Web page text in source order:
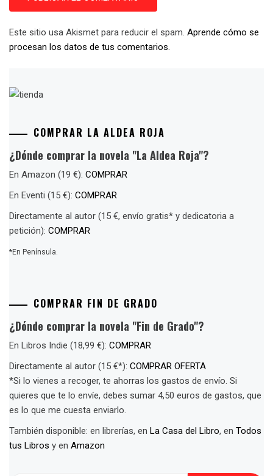
Este sitio usa Akismet para reducir el spam. Aprende cómo se
procesan los datos de tus comentarios.
COMPRAR LA ALDEA ROJA
¿Dónde comprar la novela "La Aldea Roja"?
En Amazon (19 €): COMPRAR
En Eventi (15 €): COMPRAR
Directamente al autor (15 €, envío gratis* y dedicatoria a
petición): COMPRAR
*En Península.
COMPRAR FIN DE GRADO
¿Dónde comprar la novela "Fin de Grado"?
En Libros Indie (18,99 €): COMPRAR
Directamente al autor (15 €*): COMPRAR OFERTA
*Si lo vienes a recoger, te ahorras los gastos de envío. Si
quieres que te lo envíe, debes sumar 4,50 euros de gastos, que
es lo que me cuesta enviarlo.
También disponible: en librerías, en La Casa del Libro, en Todos
tus Libros y en Amazon